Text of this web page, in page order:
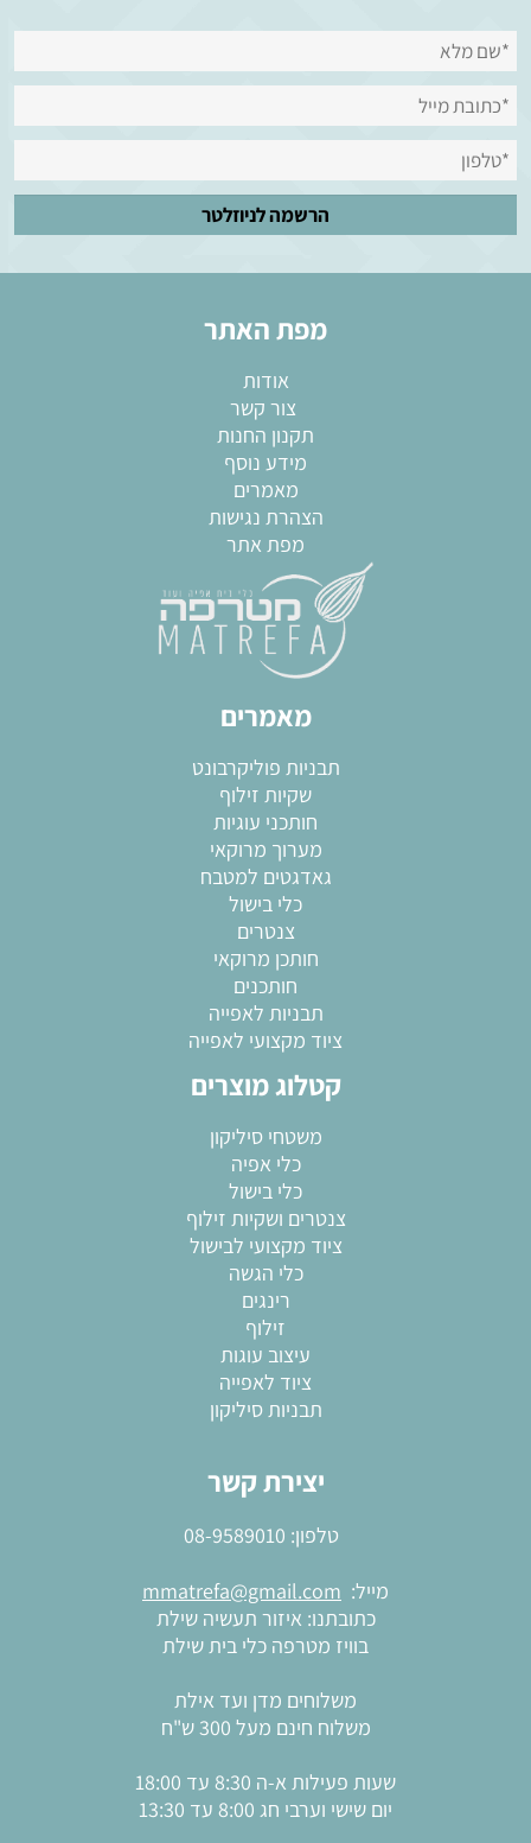
מפת האתר
אודות
צור קשר
תקנון החנות
מידע נוסף
מאמרים
הצהרת נגישות
מפת אתר
מאמרים
תבניות פוליקרבונט
שקיות זילוף
חותכני עוגיות
מערוך מרוקאי
גאדגטים למטבח
כלי בישול
צנטרים
חותכן מרוקאי
חותכנים
תבניות לאפייה
ציוד מקצועי לאפייה
קטלוג מוצרים
משטחי סיליקון
כלי אפיה
כלי בישול
צנטרים ושקיות זילוף
ציוד מקצועי לבישול
כלי הגשה
רינגים
זילוף
עיצוב עוגות
ציוד לאפייה
תבניות סיליקון
יצירת קשר
טלפון: 08-9589010
מייל: mmatrefa@gmail.com
כתובתנו: איזור תעשיה שילת
בוויז מטרפה כלי בית שילת
משלוחים מדן ועד אילת
משלוח חינם מעל 300 ש"ח
שעות פעילות א-ה 8:30 עד 18:00
יום שישי וערבי חג 8:00 עד 13:30